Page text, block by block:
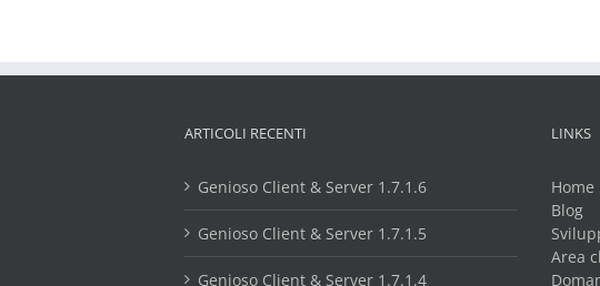
ARTICOLI RECENTI
Genioso Client & Server 1.7.1.6
Genioso Client & Server 1.7.1.5
Genioso Client & Server 1.7.1.4
LINKS
Home
Blog
Area